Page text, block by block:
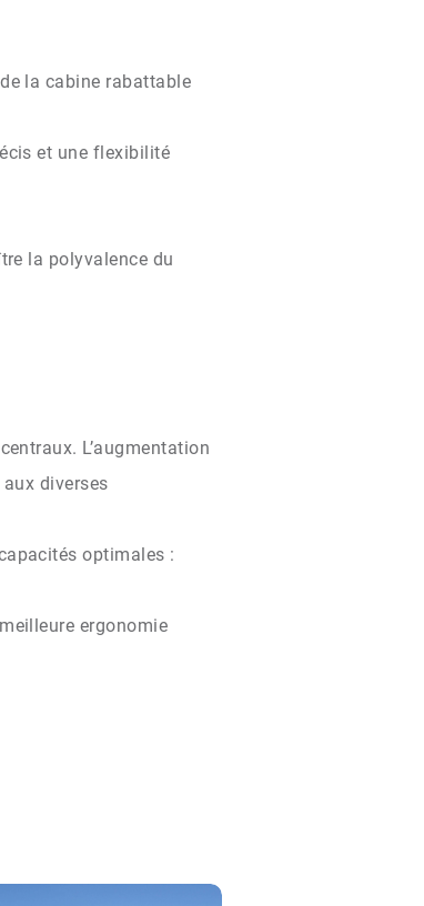
la cabine rabattable
et une flexibilité
la polyvalence du
L’augmentation
diverses
optimales :
ergonomie